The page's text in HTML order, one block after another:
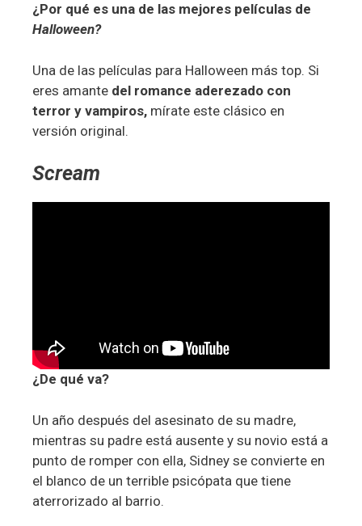
¿Por qué es una de las mejores películas de
Halloween?
Una de las películas para Halloween más top. Si
eres amante del romance aderezado con
terror y vampiros, mírate este clásico en
versión original.
Scream
¿De qué va?
Un año después del asesinato de su madre,
mientras su padre está ausente y su novio está a
punto de romper con ella, Sidney se convierte en
el blanco de un terrible psicópata que tiene
aterrorizado al barrio.